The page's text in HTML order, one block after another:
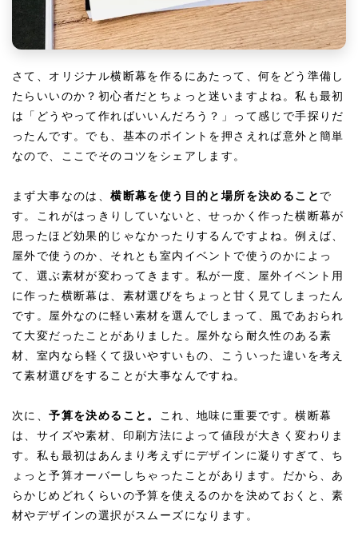
さて、オリジナル横断幕を作るにあたって、何をどう準備し
たらいいのか？初心者だとちょっと迷いますよね。私も最初
は「どうやって作ればいいんだろう？」って感じで手探りだ
ったんです。でも、基本のポイントを押さえれば意外と簡単
なので、ここでそのコツをシェアします。
まず大事なのは、横断幕を使う目的と場所を決めること で
す。これがはっきりしていないと、せっかく作った横断幕が
思ったほど効果的じゃなかったりするんですよね。例えば、
屋外で使うのか、それとも室内イベントで使うのかによっ
て、選ぶ素材が変わってきます。私が一度、屋外イベント用
に作った横断幕は、素材選びをちょっと甘く見てしまったん
です。屋外なのに軽い素材を選んでしまって、風であおられ
て大変だったことがありました。屋外なら耐久性のある素
材、室内なら軽くて扱いやすいもの、こういった違いを考え
て素材選びをすることが大事なんですね。
次に、予算を決めること。
これ、地味に重要です。横断幕
は、サイズや素材、印刷方法によって値段が大きく変わりま
す。私も最初はあんまり考えずにデザインに凝りすぎて、ち
ょっと予算オーバーしちゃったことがあります。だから、あ
らかじめどれくらいの予算を使えるのかを決めておくと、素
材やデザインの選択がスムーズになります。